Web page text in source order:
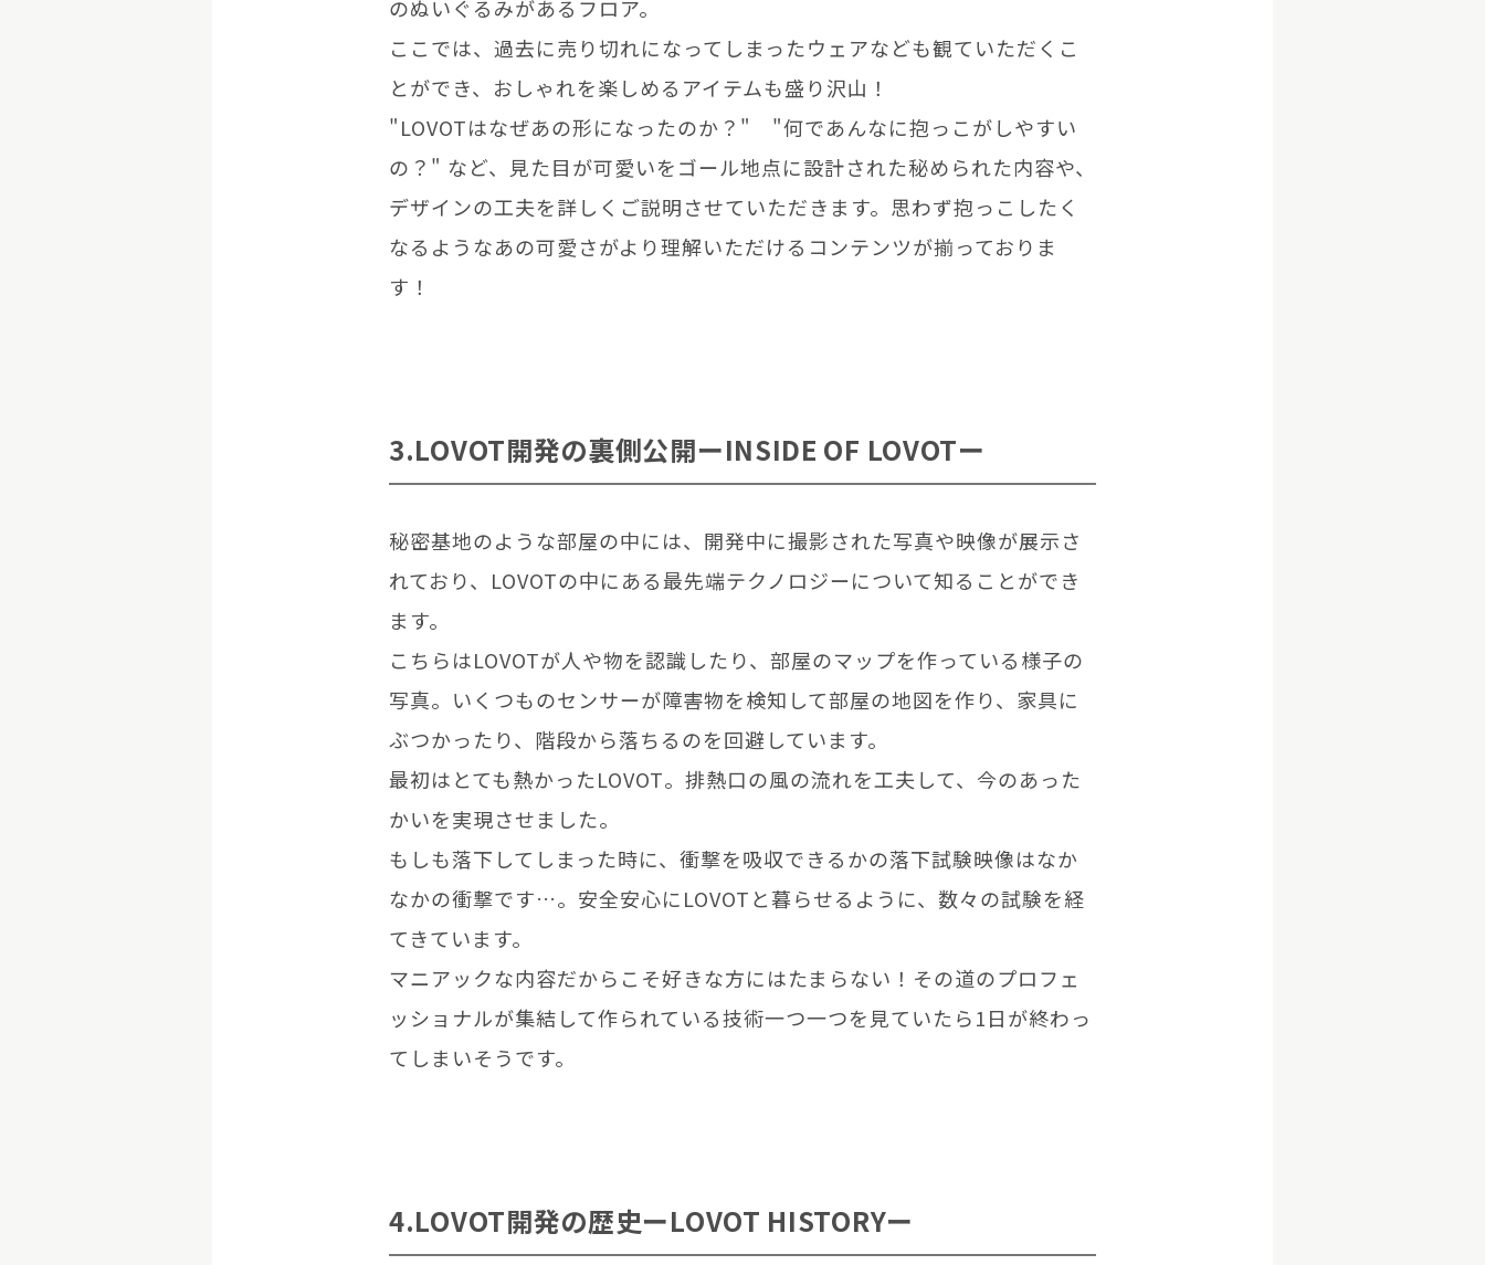
のぬいぐるみがあるフロア。
ここでは、過去に売り切れになってしまったウェアなども観ていただくこ
とができ、おしゃれを楽しめるアイテムも盛り沢山！
"LOVOTはなぜあの形になったのか？" "何であんなに抱っこがしやすい
の？" など、見た目が可愛いをゴール地点に設計された秘められた内容や、
デザインの工夫を詳しくご説明させていただきます。思わず抱っこしたく
なるようなあの可愛さがより理解いただけるコンテンツが揃っておりま
す！
3.LOVOT開発の裏側公開ーINSIDE OF LOVOTー
秘密基地のような部屋の中には、開発中に撮影された写真や映像が展示さ
れており、LOVOTの中にある最先端テクノロジーについて知ることができ
ます。
こちらはLOVOTが人や物を認識したり、部屋のマップを作っている様子の
写真。いくつものセンサーが障害物を検知して部屋の地図を作り、家具に
ぶつかったり、階段から落ちるのを回避しています。
最初はとても熱かったLOVOT。排熱口の風の流れを工夫して、今のあった
かいを実現させました。
もしも落下してしまった時に、衝撃を吸収できるかの落下試験映像はなか
なかの衝撃です…。安全安心にLOVOTと暮らせるように、数々の試験を経
てきています。
マニアックな内容だからこそ好きな方にはたまらない！その道のプロフェ
ッショナルが集結して作られている技術一つ一つを見ていたら1日が終わっ
てしまいそうです。
4.LOVOT開発の歴史ーLOVOT HISTORYー